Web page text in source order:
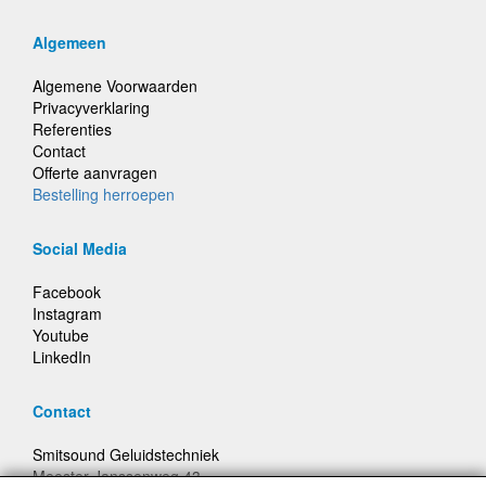
Algemeen
Algemene Voorwaarden
Privacyverklaring
Referenties
Contact
Offerte aanvragen
Bestelling herroepen
Social Media
Facebook
Instagram
Youtube
LinkedIn
Contact
Smitsound Geluidstechniek
Meester Janssenweg 43